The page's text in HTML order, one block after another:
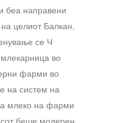
беа направени
целиот Балкан,
се Ч
во
фарми во
на систем на
млеко на фарми